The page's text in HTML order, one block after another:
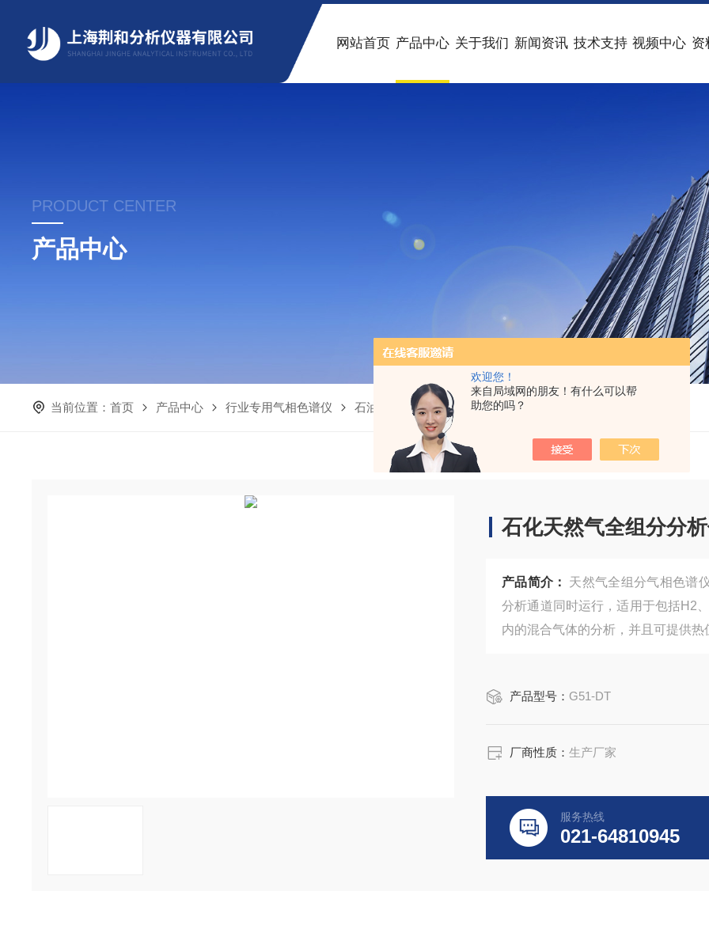
欢迎您！
来自局域网的朋友！有什么可以帮
助您的吗？
网站首页 产品中心 关于我们 新闻资讯 技术支持 视频中心 资
PRODUCT CENTER
产品中心
当前位置：首页 产品中心 行业专用气相色谱仪 石油化工 G51-DT石化天然气全组分分析仪
石化天然气全组分分
产品简介：
天然气全组分气相色谱
分析通道同时运行，适用于包括H2
内的混合气体的分析，并且可提供
产品型号： G51-DT
厂商性质：生产厂家
服务热线
021-64810945